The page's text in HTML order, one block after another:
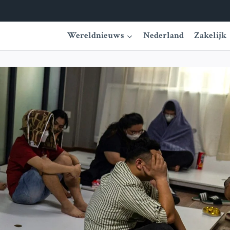
Wereldnieuws Nederland Zakelijk